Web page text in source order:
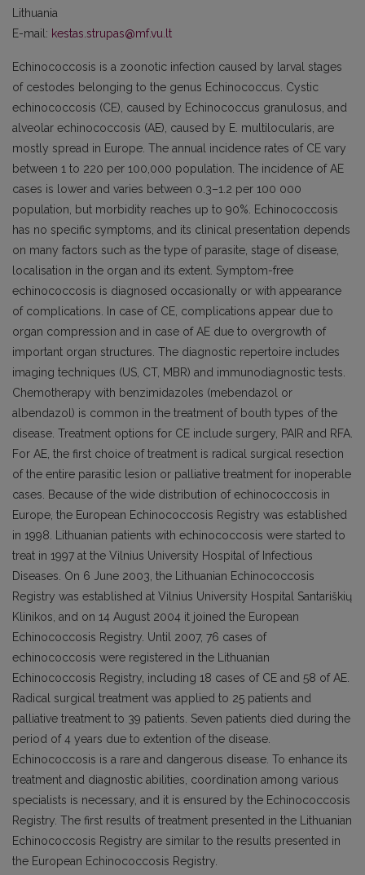
Lithuania
E-mail: kestas.strupas@mf.vu.lt
Echinococcosis is a zoonotic infection caused by larval stages
of cestodes belonging to the genus Echinococcus. Cystic
echinococcosis (CE), caused by Echinococcus granulosus, and
alveolar echinococcosis (AE), caused by E. multilocularis, are
mostly spread in Europe. The annual incidence rates of CE vary
between 1 to 220 per 100,000 population. The incidence of AE
cases is lower and varies between 0.3–1.2 per 100 000
population, but morbidity reaches up to 90%. Echinococcosis
has no specific symptoms, and its clinical presentation depends
on many factors such as the type of parasite, stage of disease,
localisation in the organ and its extent. Symptom-free
echinococcosis is diagnosed occasionally or with appearance
of complications. In case of CE, complications appear due to
organ compression and in case of AE due to overgrowth of
important organ structures. The diagnostic repertoire includes
imaging techniques (US, CT, MBR) and immunodiagnostic tests.
Chemotherapy with benzimidazoles (mebendazol or
albendazol) is common in the treatment of bouth types of the
disease. Treatment options for CE include surgery, PAIR and RFA.
For AE, the first choice of treatment is radical surgical resection
of the entire parasitic lesion or palliative treatment for inoperable
cases. Because of the wide distribution of echinococcosis in
Europe, the European Echinococcosis Registry was established
in 1998. Lithuanian patients with echinococcosis were started to
treat in 1997 at the Vilnius University Hospital of Infectious
Diseases. On 6 June 2003, the Lithuanian Echinococcosis
Registry was established at Vilnius University Hospital Santariškių
Klinikos, and on 14 August 2004 it joined the European
Echinococcosis Registry. Until 2007, 76 cases of
echinococcosis were registered in the Lithuanian
Echinococcosis Registry, including 18 cases of CE and 58 of AE.
Radical surgical treatment was applied to 25 patients and
palliative treatment to 39 patients. Seven patients died during the
period of 4 years due to extention of the disease.
Echinococcosis is a rare and dangerous disease. To enhance its
treatment and diagnostic abilities, coordination among various
specialists is necessary, and it is ensured by the Echinococcosis
Registry. The first results of treatment presented in the Lithuanian
Echinococcosis Registry are similar to the results presented in
the European Echinococcosis Registry.